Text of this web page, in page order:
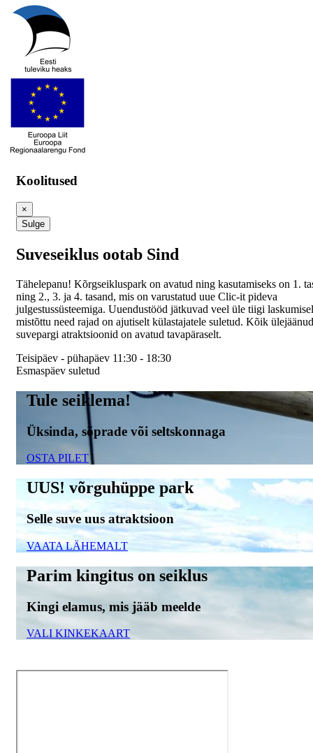
Koolitused
×
Sulge
Suveseiklus ootab Sind
Tähelepanu! Kõrgseikluspark on avatud ning kasutamiseks on 1.
ning 2., 3. ja 4. tasand, mis on varustatud uue Clic-it pideva
julgestussüsteemiga. Uuendustööd jätkuvad veel üle tiigi
mistõttu need rajad on ajutiselt külastajatele suletud. Kõik ülejäänud
suvepargi atraktsioonid on avatud tavapäraselt.
Teisipäev - pühapäev 11:30 - 18:30
Esmaspäev suletud
Tule seiklema!
Üksinda, sõprade või seltskonnaga
OSTA PILET
UUS! võrguhüppe park
Selle suve uus atraktsioon
VAATA LÄHEMALT
Parim kingitus on seiklus
Kingi elamus, mis jääb meelde
VALI KINKEKAART